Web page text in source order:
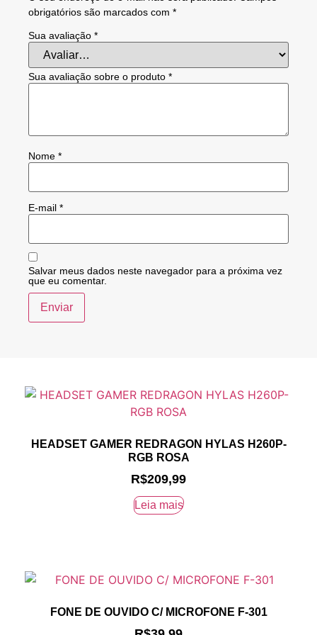
obrigatórios são marcados com *
Sua avaliação *
Sua avaliação sobre o produto *
Nome *
E-mail *
Salvar meus dados neste navegador para a próxima vez
que eu comentar.
HEADSET GAMER REDRAGON HYLAS H260P-
RGB ROSA
R$209,99
Leia mais
FONE DE OUVIDO C/ MICROFONE F-301